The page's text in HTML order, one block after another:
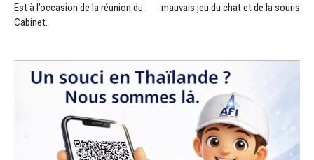
Est à l’occasion de la réunion du
Cabinet.
mauvais jeu du chat et de la souris